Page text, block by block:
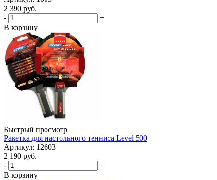
2 390 руб.
-
+
В корзину
Быстрый просмотр
Ракетка для настольного тенниса Level 500
Артикул: 12603
2 190 руб.
-
+
В корзину